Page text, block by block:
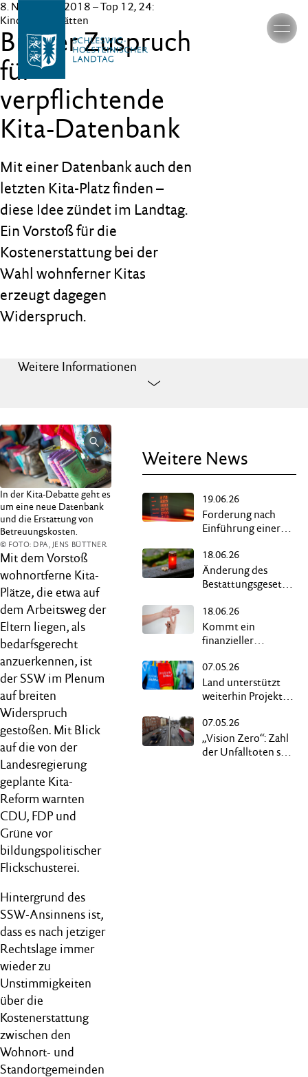
8. November 2018 – Top 12, 24:
Kindertagesstätten
Breiter Zuspruch
für
verpflichtende
Kita-Datenbank
Mit einer Datenbank auch den
letzten Kita-Platz finden –
diese Idee zündet im Landtag.
Ein Vorstoß für die
Kostenerstattung bei der
Wahl wohnferner Kitas
erzeugt dagegen
Widerspruch.
Weitere Informationen
In der Kita-Debatte geht es
um eine neue Datenbank
und die Erstattung von
Betreuungskosten.
© FOTO: DPA, JENS BÜTTNER
Mit dem Vorstoß
wohnortferne Kita-
Plätze, die etwa auf
dem Arbeitsweg der
Eltern liegen, als
bedarfsgerecht
anzuerkennen, ist
der SSW im Plenum
auf breiten
Widerspruch
gestoßen. Mit Blick
auf die von der
Landesregierung
geplante Kita-
Reform warnten
CDU, FDP und
Grüne vor
bildungspolitischer
Flickschusterei.
Hintergrund des
SSW-Ansinnens ist,
dass es nach jetziger
Rechtslage immer
wieder zu
Unstimmigkeiten
über die
Kostenerstattung
zwischen den
Wohnort- und
Standortgemeinden
Weitere News
19.06.26
Forderung nach
Einführung einer
18.06.26
Änderung des
Bestattungsgesetzes
„Reerdigung“
18.06.26
Kommt ein
finanzieller
Gehörlose?
07.05.26
Land unterstützt
weiterhin Projekte
leben!“
07.05.26
„Vision Zero“: Zahl
der Unfalltoten soll